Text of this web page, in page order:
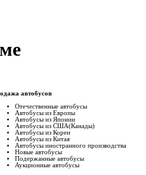
автобусов
Отечественные автобусы
Автобусы из Европы
Автобусы из Японии
Автобусы из США(Канады)
Автобусы из Кореи
Автобусы из Китая
Автобусы иностранного производства
Новые автобусы
Подержанные aвтобусы
Аукционные aвтобусы